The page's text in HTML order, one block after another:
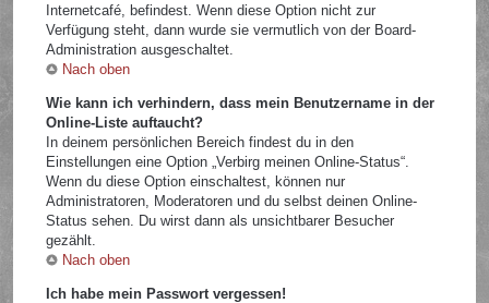
Internetcafé, befindest. Wenn diese Option nicht zur
Verfügung steht, dann wurde sie vermutlich von der Board-
Administration ausgeschaltet.
Nach oben
Wie kann ich verhindern, dass mein Benutzername in der
Online-Liste auftaucht?
In deinem persönlichen Bereich findest du in den
Einstellungen eine Option „Verbirg meinen Online-Status“.
Wenn du diese Option einschaltest, können nur
Administratoren, Moderatoren und du selbst deinen Online-
Status sehen. Du wirst dann als unsichtbarer Besucher
gezählt.
Nach oben
Ich habe mein Passwort vergessen!